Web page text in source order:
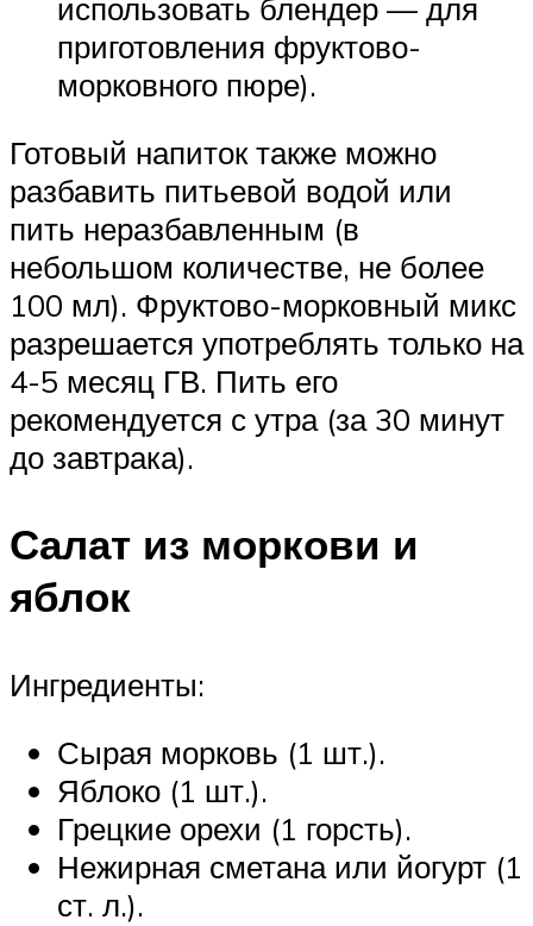
использовать блендер — для
приготовления фруктово-
морковного пюре).
Готовый напиток также можно
разбавить питьевой водой или
пить неразбавленным (в
небольшом количестве, не более
100 мл). Фруктово-морковный микс
разрешается употреблять только на
4-5 месяц ГВ. Пить его
рекомендуется с утра (за 30 минут
до завтрака).
Салат из моркови и
яблок
Ингредиенты:
Сырая морковь (1 шт.).
Яблоко (1 шт.).
Грецкие орехи (1 горсть).
Нежирная сметана или йогурт (1
ст. л.).